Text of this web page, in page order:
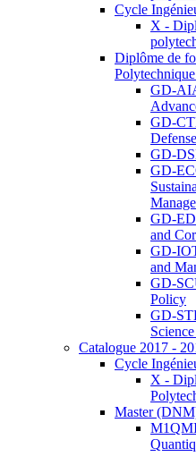
Cycle
X -
Diplôme de
GD-
GD-
GD-
GD-
GD-
and
GD-
and
GD-
Policy
GD-
Catalogue 2017 -
Cycle
X -
Master